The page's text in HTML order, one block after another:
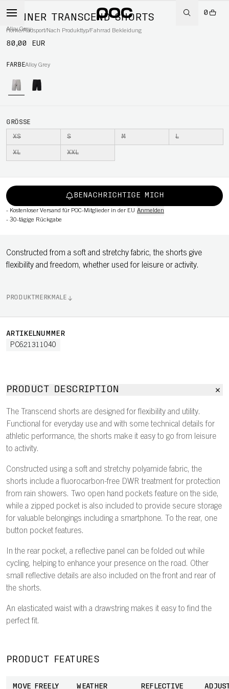
0
Home/Radsport/Nach Produkttyp/Fahrrad Bekleidung
MÄNNER TRANSCEND SHORTS
Alloy Grey
80,00 EUR
FARBEAlloy Grey
GRÖSSE
XS S M L
XL XXL
BENACHRICHTIGE MICH
- Kostenloser Versand für POC-Mitglieder in der EU Anmelden
- 30-tägige Rückgabe
Constructed from a soft and stretchy fabric, the shorts give
flexibility and freedom, whether used for leisure or activity.
PRODUKTMERKMALE
ARTIKELNUMMER
PC621311040
PRODUCT DESCRIPTION
The Transcend shorts are designed for flexibility and utility.
Functional for everyday use and with some technical details for
athletic performance, the shorts make it easy to go from leisure
to activity.
Constructed using a soft and stretchy polyamide fabric, the
shorts include a fluorocarbon-free DWR treatment for protection
from rain showers. Two open hand pockets feature on the side,
while a zipped pocket is also included to provide secure storage
for valuable belongings including a smartphone. To the rear, one
button pocket features.
In the rear pocket, a reflective panel can be folded out while
cycling, helping to enhance your presence on the road. Other
small reflective details are also included on the front and rear of
the shorts.
An elasticated waist with a drawstring makes it easy to find the
perfect fit.
PRODUCT FEATURES
MOVE FREELY
WEATHER
REFLECTIVE